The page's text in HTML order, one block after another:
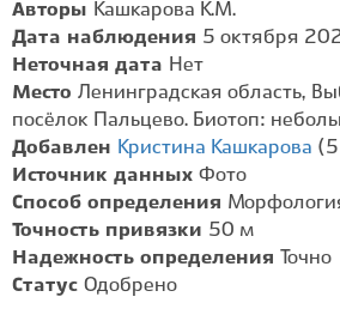
Авторы Кашкарова К.М.
Дата наблюдения 5 октября
Неточная дата Нет
Место Ленинградская область,
посёлок Пальцево. Биотоп:
Добавлен Кристина Кашкарова (5
Источник данных Фото
Способ определения
Точность привязки 50 м
Надежность определения
Точно
Статус Одобрено